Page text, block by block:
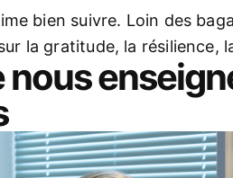
bien suivre. Loin des
la gratitude, la résilience,
nous